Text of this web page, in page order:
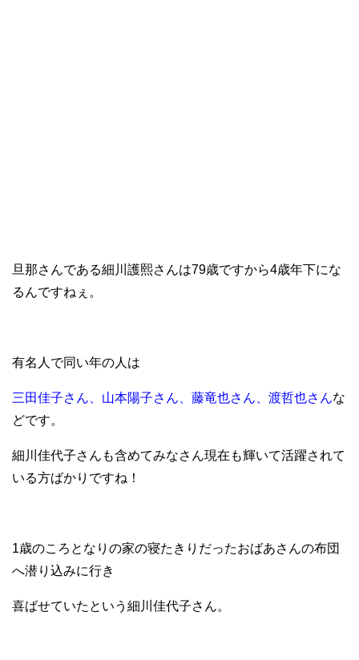
旦那さんである細川護熙さんは79歳ですから4歳年下にな
るんですねぇ。
有名人で同い年の人は
三田佳子さん、山本陽子さん、藤竜也さん、渡哲也さんな
どです。
細川佳代子さんも含めてみなさん現在も輝いて活躍されて
いる方ばかりですね！
1歳のころとなりの家の寝たきりだったおばあさんの布団
へ潜り込みに行き
喜ばせていたという細川佳代子さん。